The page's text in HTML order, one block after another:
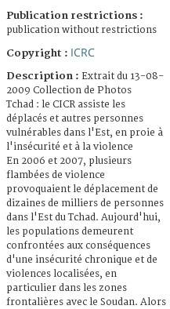
Publication restrictions :
publication without restrictions
Copyright : ICRC
Description : Extrait du 13-08-
2009 Collection de Photos
Tchad : le CICR assiste les
déplacés et autres personnes
vulnérables dans l'Est, en proie à
l'insécurité et à la violence
En 2006 et 2007, plusieurs
flambées de violence
provoquaient le déplacement de
dizaines de milliers de personnes
dans l'Est du Tchad. Aujourd'hui,
les populations demeurent
confrontées aux conséquences
d'une insécurité chronique et de
violences localisées, en
particulier dans les zones
frontalières avec le Soudan. Alors